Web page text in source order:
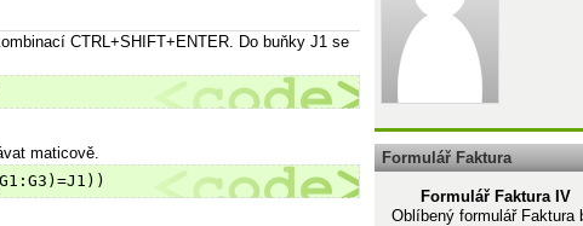
CTRL+SHIFT+ENTER. Do buňky J1 se
maticově.
Formulář Faktura
Formulář Faktura IV
Oblíbený formulář Faktura